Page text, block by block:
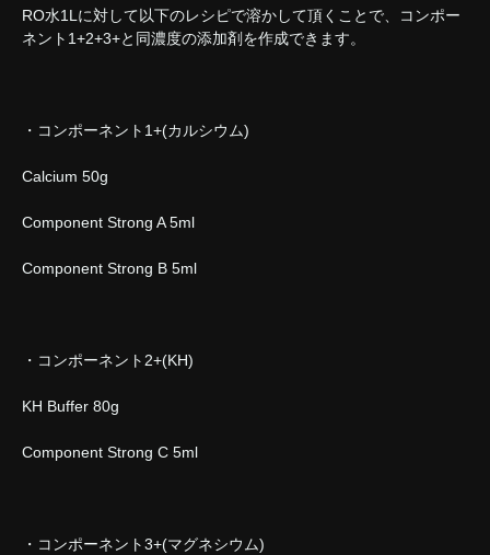
RO水1Lに対して以下のレシピで溶かして頂くことで、コンポー
ネント1+2+3+と同濃度の添加剤を作成できます。
・コンポーネント1+(カルシウム)
Calcium 50g
Component Strong A 5ml
Component Strong B 5ml
・コンポーネント2+(KH)
KH Buffer 80g
Component Strong C 5ml
・コンポーネント3+(マグネシウム)